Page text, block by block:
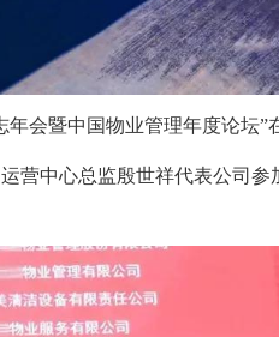
会暨中国物业管理年度论坛”
营中心总监殷世祥代表公司参